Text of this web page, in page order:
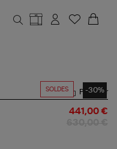
SOLDES -30%
Partager
441,00 €